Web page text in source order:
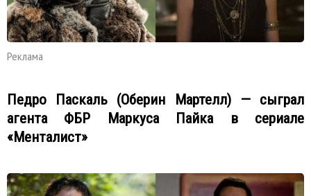
Реклама
Педро Паскаль (Оберин Мартелл) — сыграл
агента ФБР Маркуса Пайка в сериале
«Менталист»